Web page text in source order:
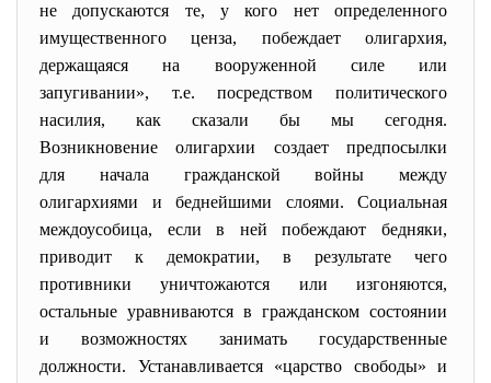
не допускаются те, у кого нет определенного
имущественного ценза, побеждает олигархия,
держащаяся на вооруженной силе или
запугивании», т.е. посредством политического
насилия, как сказали бы мы сегодня.
Возникновение олигархии создает предпосылки
для начала гражданской войны между
олигархиями и беднейшими слоями. Социальная
междоусобица, если в ней побеждают бедняки,
приводит к демократии, в результате чего
противники уничтожаются или изгоняются,
остальные уравниваются в гражданском состоянии
и возможностях занимать государственные
должности. Устанавливается «царство свободы» и